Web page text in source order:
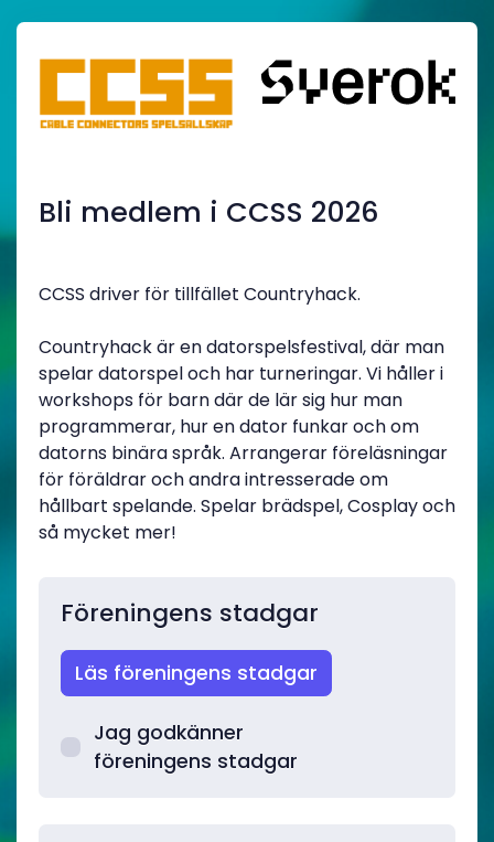
Bli medlem i CCSS 2026
CCSS driver för tillfället Countryhack.
Countryhack är en datorspelsfestival, där man
spelar datorspel och har turneringar. Vi håller i
workshops för barn där de lär sig hur man
programmerar, hur en dator funkar och om
datorns binära språk. Arrangerar föreläsningar
för föräldrar och andra intresserade om
hållbart spelande. Spelar brädspel, Cosplay och
så mycket mer!
Föreningens stadgar
Läs föreningens stadgar
Jag godkänner
föreningens stadgar